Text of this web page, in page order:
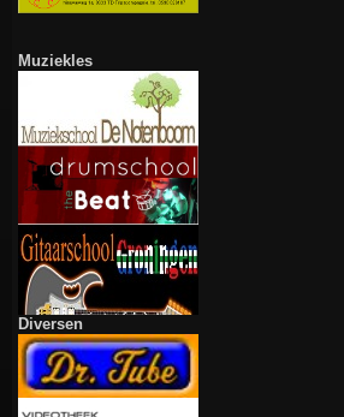
Muziekles
Diversen